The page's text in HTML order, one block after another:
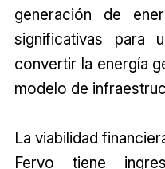
generación de
significativas para
convertir la energía
modelo de
La viabilidad
Fervo tiene